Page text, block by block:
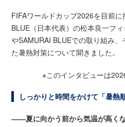
FIFAワールドカップ2026を目前
BLUE（日本代表）の松本良一フ
やSAMURAI BLUEでの取り組み
た暑熱対策について聞きました。
※このインタビューは
しっかりと時間をかけて「暑熱
――夏に向かう前から気温が高くな